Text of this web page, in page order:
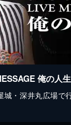
俺の人
城・深井丸広場で